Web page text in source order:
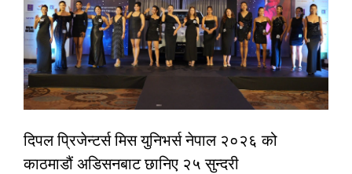
दिपल प्रिजेन्टर्स मिस युनिभर्स नेपाल २०२६ को
काठमाडौं अडिसनबाट छानिए २५ सुन्दरी